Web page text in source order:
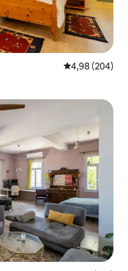
Průměrné
4,98 (204)